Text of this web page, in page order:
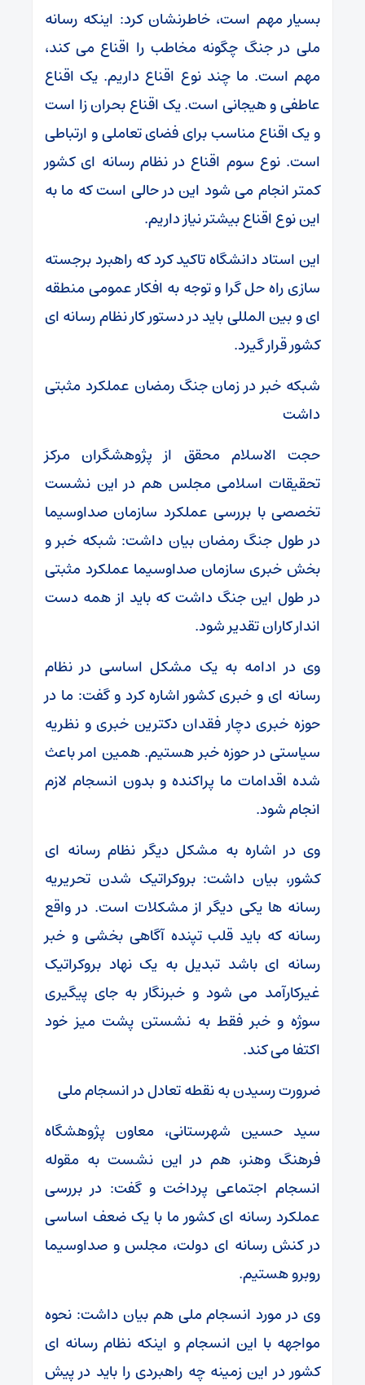
بسیار مهم است، خاطرنشان کرد: اینکه رسانه
ملی در جنگ چگونه مخاطب را اقناع می کند،
مهم است. ما چند نوع اقناع داریم. یک اقناع
عاطفی و هیجانی است. یک اقناع بحران زا است
و یک اقناع مناسب برای فضای تعاملی و ارتباطی
است. نوع سوم اقناع در نظام رسانه ای کشور
کمتر انجام می شود این در حالی است که ما به
این نوع اقناع بیشتر نیاز داریم.
این استاد دانشگاه تاکید کرد که راهبرد برجسته
سازی راه حل گرا و توجه به افکار عمومی منطقه
ای و بین المللی باید در دستور کار نظام رسانه ای
کشور قرار گیرد.
شبکه خبر در زمان جنگ رمضان عملکرد مثبتی
داشت
حجت الاسلام محقق از پژوهشگران مرکز
تحقیقات اسلامی مجلس هم در این نشست
تخصصی با بررسی عملکرد سازمان صداوسیما
در طول جنگ رمضان بیان داشت: شبکه خبر و
بخش خبری سازمان صداوسیما عملکرد مثبتی
در طول این جنگ داشت که باید از همه دست
اندار کاران تقدیر شود.
وی در ادامه به یک مشکل اساسی در نظام
رسانه ای و خبری کشور اشاره کرد و گفت: ما در
حوزه خبری دچار فقدان دکترین خبری و نظریه
سیاستی در حوزه خبر هستیم. همین امر باعث
شده اقدامات ما پراکنده و بدون انسجام لازم
انجام شود.
وی در اشاره به مشکل دیگر نظام رسانه ای
کشور، بیان داشت: بروکراتیک شدن تحریریه
رسانه ها یکی دیگر از مشکلات است. در واقع
رسانه که باید قلب تپنده آگاهی بخشی و خبر
رسانه ای باشد تبدیل به یک نهاد بروکراتیک
غیرکارآمد می شود و خبرنگار به جای پیگیری
سوژه و خبر فقط به نشستن پشت میز خود
اکتفا می کند.
ضرورت رسیدن به نقطه تعادل در انسجام ملی
سید حسین شهرستانی، معاون پژوهشگاه
فرهنگ وهنر، هم در این نشست به مقوله
انسجام اجتماعی پرداخت و گفت: در بررسی
عملکرد رسانه ای کشور ما با یک ضعف اساسی
در کنش رسانه ای دولت، مجلس و صداوسیما
روبرو هستیم.
وی در مورد انسجام ملی هم بیان داشت: نحوه
مواجهه با این انسجام و اینکه نظام رسانه ای
کشور در این زمینه چه راهبردی را باید در پیش